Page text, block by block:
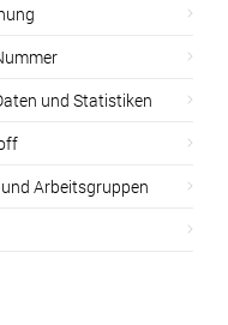
und Statistiken
Arbeitsgruppen